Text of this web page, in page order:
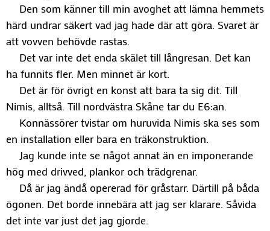
Den som känner till min avoghet att lämna hemmets
härd undrar säkert vad jag hade där att göra. Svaret är
att vovven behövde rastas.
Det var inte det enda skälet till långresan. Det kan
ha funnits fler. Men minnet är kort.
Det är för övrigt en konst att bara ta sig dit. Till
Nimis, alltså. Till nordvästra Skåne tar du E6:an.
Konnässörer tvistar om huruvida Nimis ska ses som
en installation eller bara en träkonstruktion.
Jag kunde inte se något annat än en imponerande
hög med drivved, plankor och trädgrenar.
Då är jag ändå opererad för gråstarr. Därtill på båda
ögonen. Det borde innebära att jag ser klarare. Såvida
det inte var just det jag gjorde.